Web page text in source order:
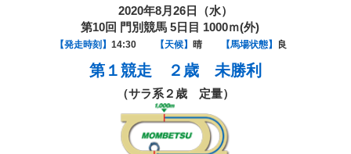
2020年8月26日（水）
第10回 門別競馬 5日目 1000ｍ(外)
【発走時刻】 14:30 【天候】 晴 【馬場状態】 良
第１競走 ２歳 未勝利
（サラ系２歳 定量）